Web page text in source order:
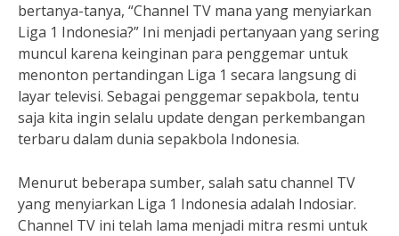
bertanya-tanya, “Channel TV mana yang menyiarkan
Liga 1 Indonesia?” Ini menjadi pertanyaan yang sering
muncul karena keinginan para penggemar untuk
menonton pertandingan Liga 1 secara langsung di
layar televisi. Sebagai penggemar sepakbola, tentu
saja kita ingin selalu update dengan perkembangan
terbaru dalam dunia sepakbola Indonesia.
Menurut beberapa sumber, salah satu channel TV
yang menyiarkan Liga 1 Indonesia adalah Indosiar.
Channel TV ini telah lama menjadi mitra resmi untuk